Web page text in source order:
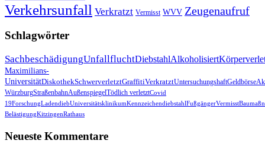
Verkehrsunfall Verkratzt Vermisst WVV Zeugenaufruf
Schlagwörter
SachbeschädigungUnfallfluchtDiebstahlAlkoholisiert
Maximilians-
UniversitätDiskothekSchwerverletztGraffitiVerkratztUntersuchungshaftGeldbörse
WürzburgStraßenbahnAußenspiegelTödlich verletztCovid
19ForschungLadendiebUniversitätsklinikumKennzeichendiebstahlFußgängerVermisst
BelästigungKitzingenRathaus
Neueste Kommentare